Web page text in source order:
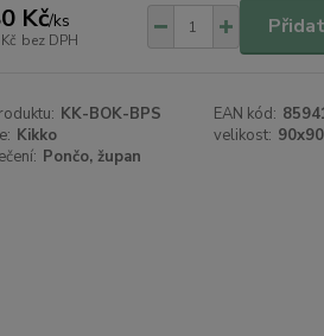
Kč/ks
bez DPH
KK-BOK-BPS EAN kód:
Kikko velikost:
Pončo, župan